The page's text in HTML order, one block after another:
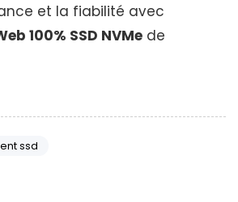
et la fiabilité avec
100% SSD NVMe de
ssd